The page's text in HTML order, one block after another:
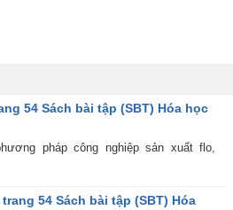
54 Sách bài tập (SBT) Hóa học
pháp công nghiệp sản xuất flo,
trang 54 Sách bài tập (SBT) Hóa